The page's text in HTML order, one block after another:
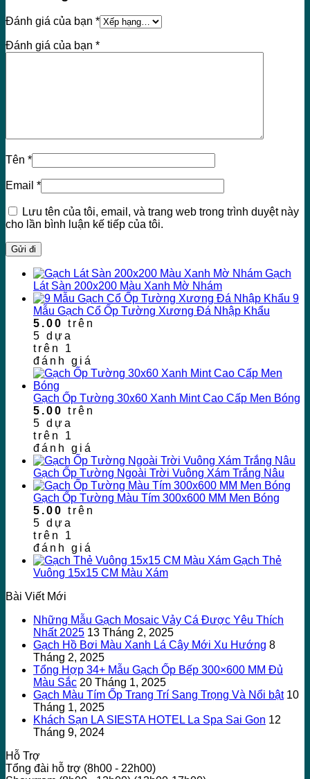
Đánh giá của bạn *
Đánh giá của bạn *
Tên *
Email *
Lưu tên của tôi, email, và trang web trong trình duyệt này
cho lần bình luận kế tiếp của tôi.
Gạch
Lát Sàn 200x200 Màu Xanh Mờ Nhám
9
Mẫu Gạch Cổ Ốp Tường Xương Đá Nhập Khẩu
5.00 trên
5 dựa
trên 1
đánh giá
Gạch Ốp Tường 30x60 Xanh Mint Cao Cấp Men Bóng
5.00 trên
5 dựa
trên 1
đánh giá
Gạch Ốp Tường Ngoài Trời Vuông Xám Trắng Nâu
Gạch Ốp Tường Màu Tím 300x600 MM Men Bóng
5.00 trên
5 dựa
trên 1
đánh giá
Gạch Thẻ
Vuông 15x15 CM Màu Xám
Bài Viết Mới
Những Mẫu Gạch Mosaic Vảy Cá Được Yêu Thích
Nhất 2025 13 Tháng 2, 2025
Gạch Hồ Bơi Màu Xanh Lá Cây Mới Xu Hướng 8
Tháng 2, 2025
Tổng Hợp 34+ Mẫu Gạch Ốp Bếp 300×600 MM Đủ
Màu Sắc 20 Tháng 1, 2025
Gạch Màu Tím Ốp Trang Trí Sang Trọng Và Nổi bật 10
Tháng 1, 2025
Khách Sạn LA SIESTA HOTEL La Spa Sai Gon 12
Tháng 9, 2024
Hỗ Trợ
Tổng đài hỗ trợ (8h00 - 22h00)